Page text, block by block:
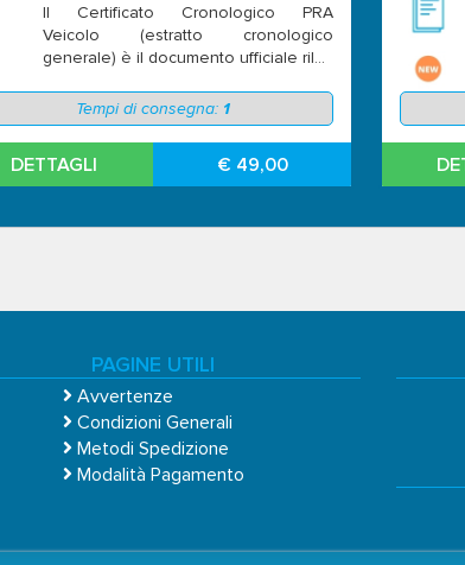
Il Certificato Cronologico PRA
Veicolo (estratto cronologico
generale) è il documento ufficiale ril...
Tempi di consegna: 1
DETTAGLI € 49,00
PAGINE UTILI
Avvertenze
Condizioni Generali
Metodi Spedizione
Modalità Pagamento